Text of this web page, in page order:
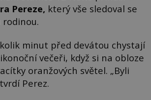
Pereze, který vše sledoval se
rodinou.
minut před devátou chystají
večeři, když si na obloze
oranžových světel. „Byli
Perez.